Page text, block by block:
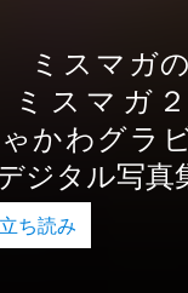
ミスマガ
スマガ２
かわグラ
ジタル写真
ち読み